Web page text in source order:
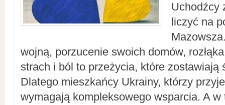
Uchodźcy
liczyć na
wojną, porzucenie swoich domów,
strach i ból to przeżycia, które zostawiają
Dlatego mieszkańcy Ukrainy, którzy
wymagają kompleksowego wsparcia. A w